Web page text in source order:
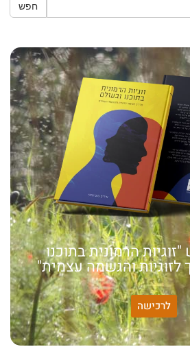
חפש
הרמונית בתוכנו
לזוגיות והגשמה עצמית"
לרכישה